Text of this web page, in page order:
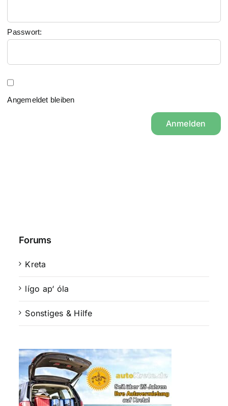
Passwort:
Angemeldet bleiben
Anmelden
Forums
Kreta
lígo ap‘ óla
Sonstiges & Hilfe